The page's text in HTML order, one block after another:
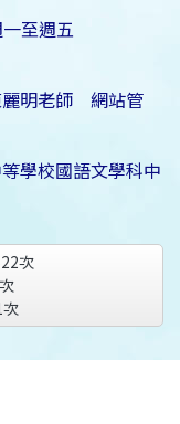
至週五
明老師 網站管
學校國語文學科中
次
次
次